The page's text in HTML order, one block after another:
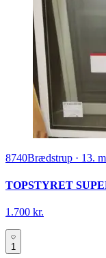
8740Brædstrup · 13.
TOPSTYRET
1.700 kr.
1